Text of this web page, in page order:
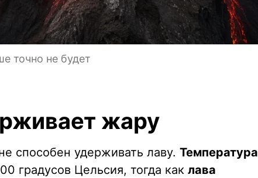
точно не будет
жару
способен удерживать лаву. Температура
градусов Цельсия, тогда как лава